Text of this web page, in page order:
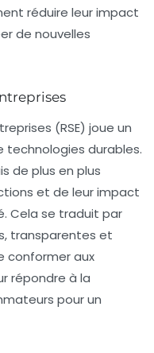
réduire leur impact
de nouvelles
(RSE) joue un
technologies durables.
de plus en plus
et de leur impact
Cela se traduit par
transparentes et
conformer aux
répondre à la
pour un